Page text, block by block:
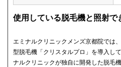
使用している脱毛機と照射で
エミナルクリニックメンズ京都院では
型脱毛機「クリスタルプロ」を導入し
ナルクリニックが独自に開発した脱毛